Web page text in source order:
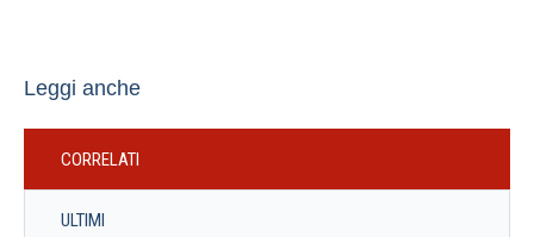
Leggi anche
CORRELATI
ULTIMI